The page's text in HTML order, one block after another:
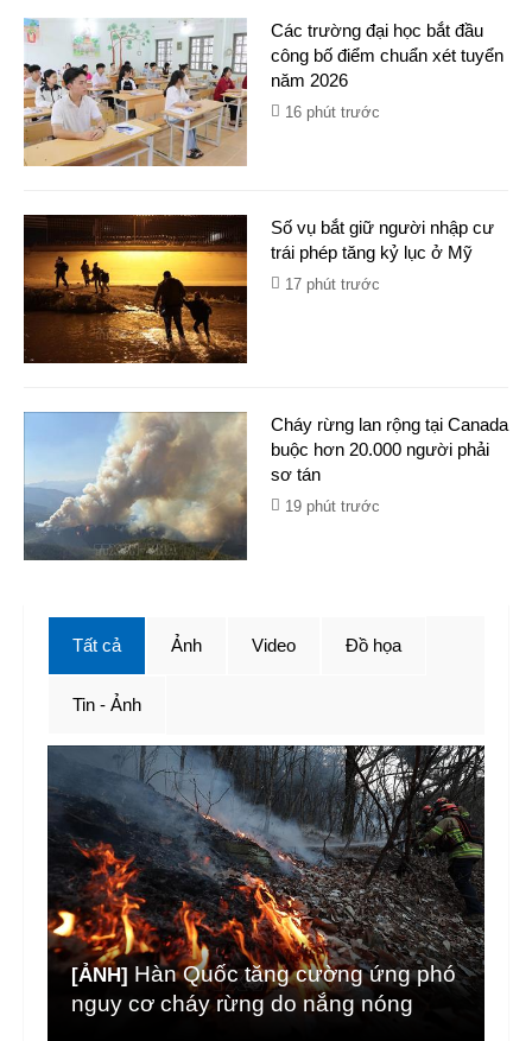
Các trường đại học bắt đầu
công bố điểm chuẩn xét tuyển
năm 2026
16 phút trước
Số vụ bắt giữ người nhập cư
trái phép tăng kỷ lục ở Mỹ
17 phút trước
Cháy rừng lan rộng tại Canada
buộc hơn 20.000 người phải
sơ tán
19 phút trước
Tất cả
[ẢNH] Hàn Quốc tăng cường ứng phó
nguy cơ cháy rừng do nắng nóng
Ảnh Video Đồ họa
Tin - Ảnh